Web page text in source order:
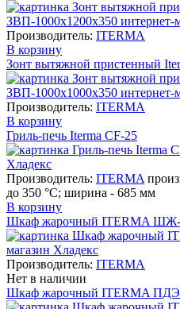
Производитель: ITERMA
В корзину
Зонт вытяжной пристенный
Производитель: ITERMA
В корзину
Гриль-печь Iterma CF-25
Производитель: ITERMA
до 350 °С; ширина - 685 мм
В корзину
Шкаф жарочный ITERMA
Производитель: ITERMA
Нет в наличии
Шкаф жарочный ITERMA